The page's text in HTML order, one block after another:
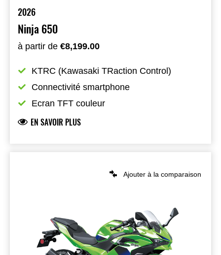
2026
Ninja 650
à partir de €8,199.00
KTRC (Kawasaki TRaction Control)
Connectivité smartphone
Ecran TFT couleur
EN SAVOIR PLUS
Ajouter à la comparaison